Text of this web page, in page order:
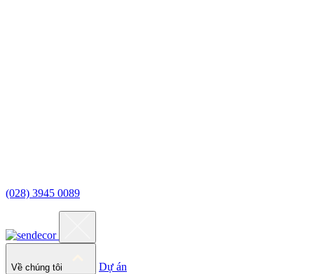
(028) 3945 0089
Về chúng tôi
Dự án